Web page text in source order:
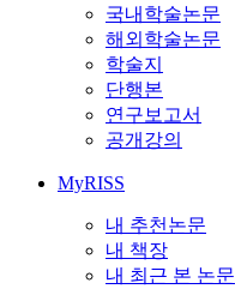
국내학술논문
해외학술논문
학술지
단행본
연구보고서
공개강의
MyRISS
내 추천논문
내 책장
내 최근 본 논문